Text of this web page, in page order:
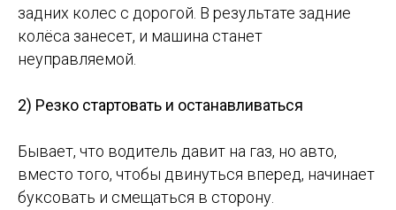
задних колес с дорогой. В результате задние
колёса занесет, и машина станет
неуправляемой.
2) Резко стартовать и останавливаться
Бывает, что водитель давит на газ, но авто,
вместо того, чтобы двинуться вперед, начинает
буксовать и смещаться в сторону.